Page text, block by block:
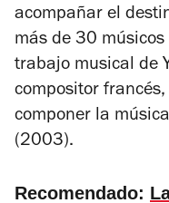
acompañar el
más de 30
trabajo musical de
compositor
componer la
(2003).
Recomendado: